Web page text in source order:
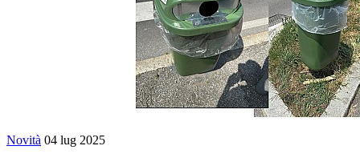
Novità 04 lug 2025